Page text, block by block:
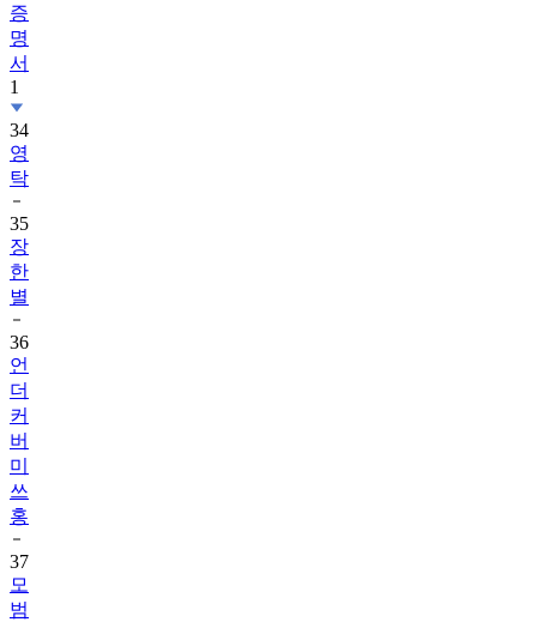
증
명
서
1
34
영
탁
35
장
한
별
36
언
더
커
버
미
쓰
홍
37
모
범